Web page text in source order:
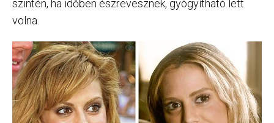
szintén, ha időben észrevesznek, gyógyítható lett
volna.